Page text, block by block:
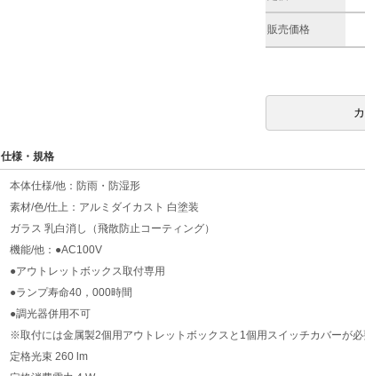
販売価格
仕様・規格
本体仕様/他：防雨・防湿形
素材/色/仕上：アルミダイカスト 白塗装
ガラス 乳白消し（飛散防止コーティング）
機能/他：●AC100V
●アウトレットボックス取付専用
●ランプ寿命40，000時間
●調光器併用不可
※取付には金属製2個用アウトレットボックスと1個用スイッチカバーが必
定格光束 260 lm